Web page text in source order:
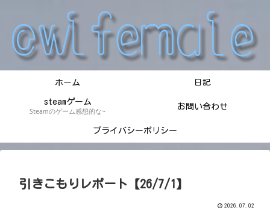
ホーム 日記
steamゲーム
Steamのゲーム感想的な~
お問い合わせ
プライバシーポリシー
引きこもりレポート【26/7/1】
2026.07.02